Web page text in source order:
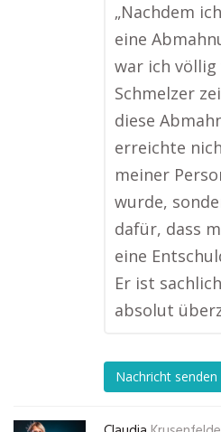
„Nachdem
eine
war ich
Schmelzer
diese
erreichte
meiner
wurde,
dafür, dass
eine
Er ist
absolut
Nachricht senden